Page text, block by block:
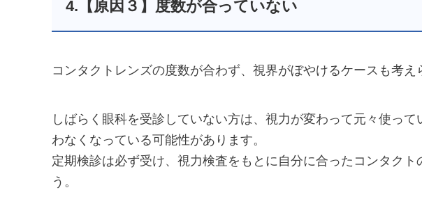
4.【原因３】度数が合っていない
コンタクトレンズの度数が合わず、視界がぼやけるケースも考え
しばらく眼科を受診していない方は、視力が変わって元々使っ
わなくなっている可能性があります。
定期検診は必ず受け、視力検査をもとに自分に合ったコンタクト
う。